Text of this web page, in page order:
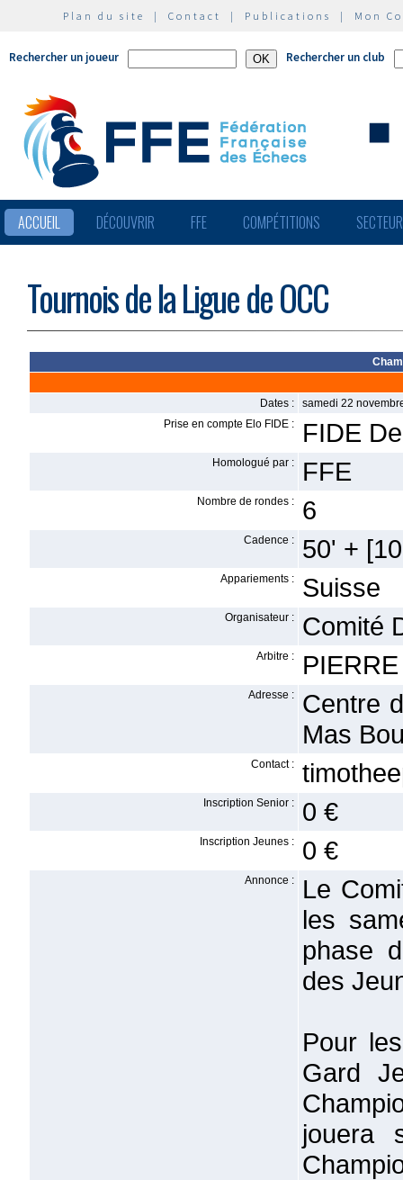
Plan du site | Contact | Publications | Mon
Rechercher un joueur Rechercher un club
ACCUEIL DÉCOUVRIR FFE COMPÉTITIONS
Tournois de la Ligue de OCC
Dates :
samedi 22
Prise en compte Elo FIDE :
FIDE
Homologué par : FFE
Nombre de rondes : 6
Cadence : 50' +
Appariements : Suisse
Organisateur : Comité
Arbitre :
Adresse :
Centre
Mas
Contact :
Inscription Senior : 0 €
Inscription Jeunes : 0 €
Annonce :
Le
les
phase
des
Pour
Gard
jouera